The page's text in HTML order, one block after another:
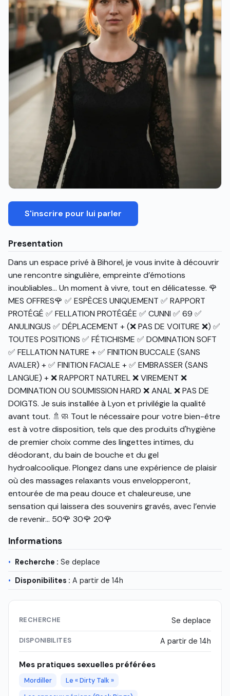
S'inscrire pour lui parler
Presentation
Dans un espace privé à Bihorel, je vous invite à découvrir
une rencontre singulière, empreinte d’émotions
inoubliables... Un moment à vivre, tout en délicatesse. 🌹
MES OFFRES🌹 ✅ ESPÈCES UNIQUEMENT ✅ RAPPORT
PROTÉGÉ ✅ FELLATION PROTÉGÉE ✅ CUNNI ✅ 69 ✅
ANULINGUS ✅ DÉPLACEMENT + (❌ PAS DE VOITURE ❌) ✅
TOUTES POSITIONS ✅ FÉTICHISME ✅ DOMINATION SOFT
✅ FELLATION NATURE + ✅ FINITION BUCCALE (SANS
AVALER) + ✅ FINITION FACIALE + ✅ EMBRASSER (SANS
LANGUE) + ❌ RAPPORT NATUREL ❌ VIREMENT ❌
DOMINATION OU SOUMISSION HARD ❌ ANAL ❌ PAS DE
DOIGTS. Je suis installée à Lyon et privilégie la qualité
avant tout. 🚿🧼 Tout le nécessaire pour votre bien-être
est à votre disposition, tels que des produits d'hygiène
de premier choix comme des lingettes intimes, du
déodorant, du bain de bouche et du gel
hydroalcoolique. Plongez dans une expérience de plaisir
où des massages relaxants vous envelopperont,
entourée de ma peau douce et chaleureuse, une
sensation qui laissera des souvenirs gravés, avec l’envie
de revenir… 50🌹 30🌹 20🌹
Informations
Recherche : Se deplace
Disponibilites : A partir de 14h
RECHERCHE Se deplace
DISPONIBILITES A partir de 14h
Mes pratiques sexuelles préférées
Mordiller
Le « Dirty Talk »